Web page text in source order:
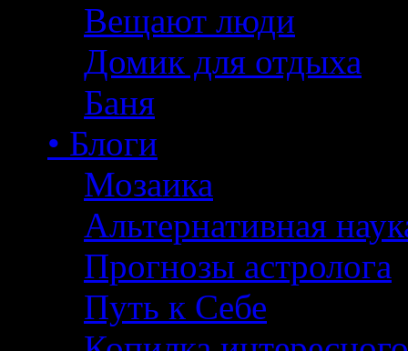
Вещают люди
Домик для отдыха
Баня
• Блоги
Мозаика
Альтернативная
Прогнозы астролога
Путь к Себе